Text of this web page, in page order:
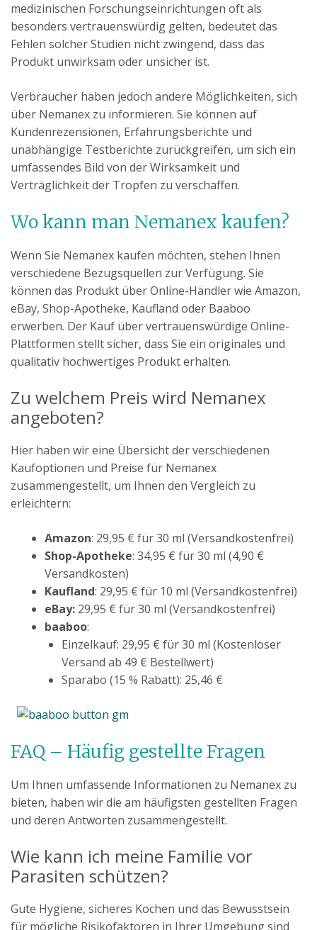
medizinischen Forschungseinrichtungen oft als
besonders vertrauenswürdig gelten, bedeutet das
Fehlen solcher Studien nicht zwingend, dass das
Produkt unwirksam oder unsicher ist.
Verbraucher haben jedoch andere Möglichkeiten, sich
über Nemanex zu informieren. Sie können auf
Kundenrezensionen, Erfahrungsberichte und
unabhängige Testberichte zurückgreifen, um sich ein
umfassendes Bild von der Wirksamkeit und
Verträglichkeit der Tropfen zu verschaffen.
Wo kann man Nemanex kaufen?
Wenn Sie Nemanex kaufen möchten, stehen Ihnen
verschiedene Bezugsquellen zur Verfügung. Sie
können das Produkt über Online-Händler wie Amazon,
eBay, Shop-Apotheke, Kaufland oder Baaboo
erwerben. Der Kauf über vertrauenswürdige Online-
Plattformen stellt sicher, dass Sie ein originales und
qualitativ hochwertiges Produkt erhalten.
Zu welchem Preis wird Nemanex
angeboten?
Hier haben wir eine Übersicht der verschiedenen
Kaufoptionen und Preise für Nemanex
zusammengestellt, um Ihnen den Vergleich zu
erleichtern:
Amazon: 29,95 € für 30 ml (Versandkostenfrei)
Shop-Apotheke: 34,95 € für 30 ml (4,90 €
Versandkosten)
Kaufland: 29,95 € für 10 ml (Versandkostenfrei)
eBay: 29,95 € für 30 ml (Versandkostenfrei)
baaboo:
Einzelkauf: 29,95 € für 30 ml (Kostenloser
Versand ab 49 € Bestellwert)
Sparabo (15 % Rabatt): 25,46 €
FAQ – Häufig gestellte Fragen
Um Ihnen umfassende Informationen zu Nemanex zu
bieten, haben wir die am häufigsten gestellten Fragen
und deren Antworten zusammengestellt.
Wie kann ich meine Familie vor
Parasiten schützen?
Gute Hygiene, sicheres Kochen und das Bewusstsein
für mögliche Risikofaktoren in Ihrer Umgebung sind